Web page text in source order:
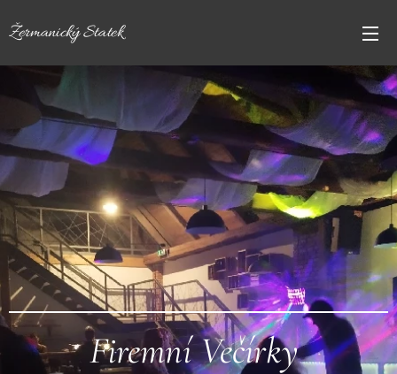
Žermanický Statek
Firemní Večírky